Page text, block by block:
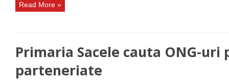
Read More »
Primaria Sacele cauta ONG-uri
parteneriate